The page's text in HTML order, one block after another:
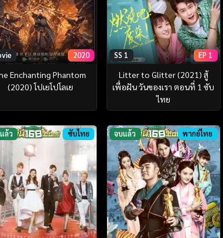
2020
Enchanting Phantom
(2020) โปเยโปโลเย
SS 1 EP 1
Litter to Glitter (2021) สู้
เพื่อฝัน วันของเรา ตอนที่ 1 ซับ
ไทย
ล้ว ซับไทย จบแล้ว พากย์ไทย